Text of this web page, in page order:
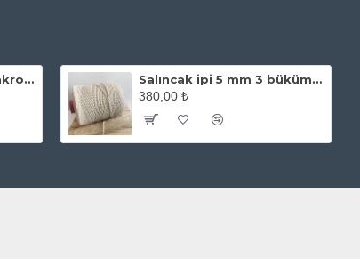
Ekru 2 mm 3 Büküm Makrome İpi
Salıncak ipi 5 mm 3 büküm Ekru
380,00 ₺